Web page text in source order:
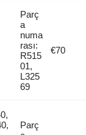
Parç
a
numa
rası:
R515
01,
L325
69
€70
Parç